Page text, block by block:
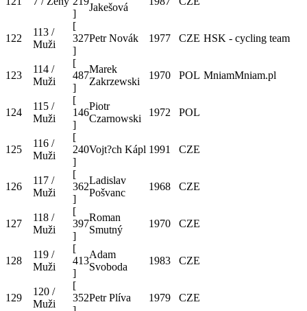
]
Jakešová
122
113 /
Muži
[
327
]
Petr Novák 1977 CZE HSK - cycling team
123
114 /
Muži
[
487
]
Marek
Zakrzewski
1970 POL MniamMniam.pl
124
115 /
Muži
[
146
]
Piotr
Czarnowski
1972 POL
125
116 /
Muži
[
240
]
Vojt?ch Kápl 1991 CZE
126
117 /
Muži
[
362
]
Ladislav
Pošvanc
1968 CZE
127
118 /
Muži
[
397
]
Roman
Smutný
1970 CZE
128
119 /
Muži
[
413
]
Adam
Svoboda
1983 CZE
129
120 /
Muži
[
352Petr Plíva 1979 CZE